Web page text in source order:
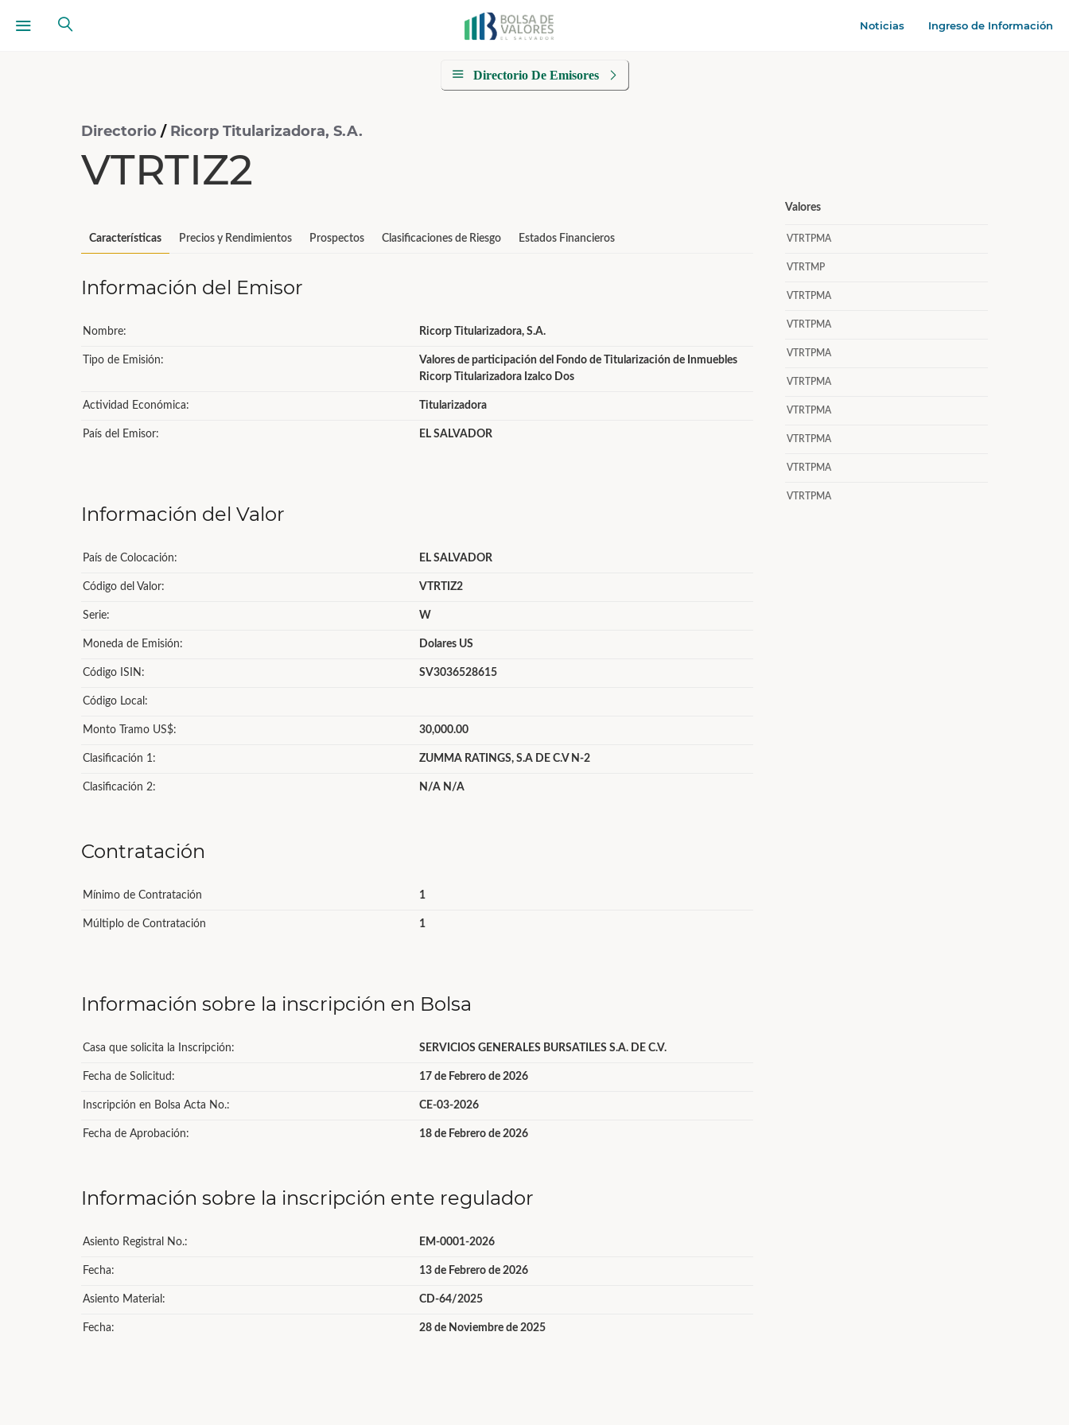
Noticias Ingreso de Información
Directorio De Emisores
Directorio / Ricorp Titularizadora, S.A.
VTRTIZ2
Características Precios y Rendimientos Prospectos Clasificaciones de Riesgo Estados Financieros
Información del Emisor
Nombre: Ricorp Titularizadora, S.A.
Tipo de Emisión:
Valores de participación del Fondo de Titularización de Inmuebles
Ricorp Titularizadora Izalco Dos
Actividad Económica: Titularizadora
País del Emisor: EL SALVADOR
Información del Valor
País de Colocación: EL SALVADOR
Código del Valor: VTRTIZ2
Serie: W
Moneda de Emisión: Dolares US
Código ISIN: SV3036528615
Código Local:
Monto Tramo US$: 30,000.00
Clasificación 1: ZUMMA RATINGS, S.A DE C.V N-2
Clasificación 2: N/A N/A
Contratación
Mínimo de Contratación 1
Múltiplo de Contratación 1
Información sobre la inscripción en Bolsa
Casa que solicita la Inscripción: SERVICIOS GENERALES BURSATILES S.A. DE C.V.
Fecha de Solicitud: 17 de Febrero de 2026
Inscripción en Bolsa Acta No.: CE-03-2026
Fecha de Aprobación: 18 de Febrero de 2026
Información sobre la inscripción ente regulador
Asiento Registral No.: EM-0001-2026
Fecha: 13 de Febrero de 2026
Asiento Material: CD-64/2025
Fecha: 28 de Noviembre de 2025
Valores
VTRTPMA
VTRTMP
VTRTPMA
VTRTPMA
VTRTPMA
VTRTPMA
VTRTPMA
VTRTPMA
VTRTPMA
VTRTPMA